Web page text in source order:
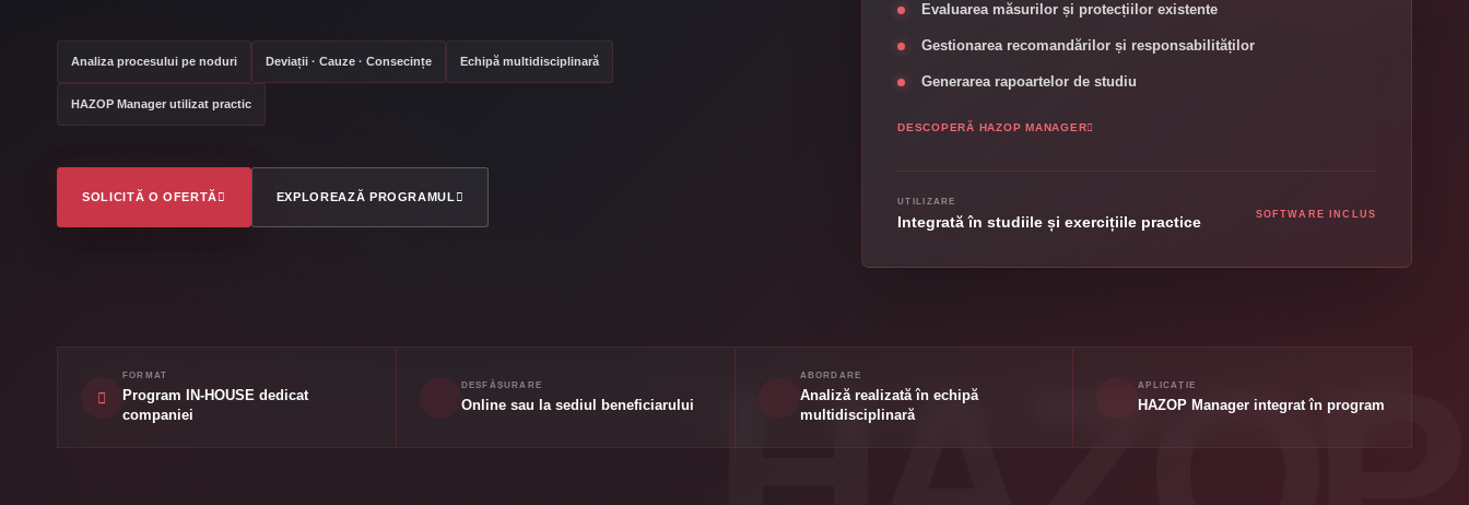
Analiza procesului pe noduri Deviații · Cauze · Consecințe Echipă multidisciplinară
HAZOP Manager utilizat practic
SOLICITĂ O OFERTĂ EXPLOREAZĂ PROGRAMUL
Evaluarea măsurilor și protecțiilor existente
Gestionarea recomandărilor și responsabilităților
Generarea rapoartelor de studiu
DESCOPERĂ HAZOP MANAGER
UTILIZARE
Integrată în studiile și exercițiile practice SOFTWARE INCLUS
FORMAT
Program IN-HOUSE dedicat
companiei
DESFĂȘURARE
Online sau la sediul beneficiarului
ABORDARE
Analiză realizată în echipă
multidisciplinară
APLICAȚIE
HAZOP Manager integrat în program